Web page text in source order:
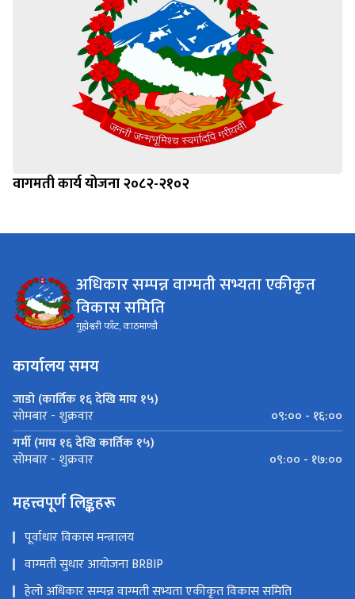
वागमती कार्य योजना २०८२-२१०२
अधिकार सम्पन्न वाग्मती सभ्यता एकीकृत
विकास समिति
गुह्येश्वरी फाँट, काठमाण्डौ
कार्यालय समय
जाडो (कार्तिक १६ देखि माघ १५)
सोमबार - शुक्रवार
०९:०० - १६:००
गर्मी (माघ १६ देखि कार्तिक १५)
सोमबार - शुक्रवार ०९:०० - १७:००
महत्त्वपूर्ण लिङ्कहरू
पूर्वाधार विकास मन्त्रालय
वाग्मती सुधार आयोजना BRBIP
हेलो अधिकार सम्पन्न वाग्मती सभ्यता एकीकृत विकास समिति